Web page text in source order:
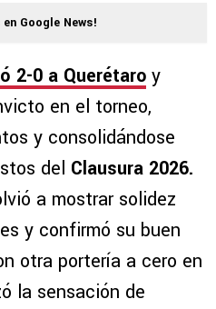
en Google News!
2-0 a Querétaro y
en el torneo,
y consolidándose
del Clausura 2026.
a mostrar solidez
y confirmó su buen
otra portería a cero en
la sensación de